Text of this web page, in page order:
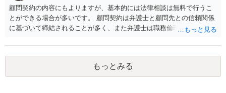
の移動・アクティビティ参加は自己の判断と責任によること、③講師
の故意・重大な過失を除く範囲で事故等についての責任を限定するこ
とを明示すること。 この辺りは意識して書類等を作成された方がよろ
しいかと思います。 公開の場で個別具体的な内容に従って回答するの
にも限界がありますので、資料などを持参の上、弁護士の相談される
ことをお勧めします。
顧問契約の内容にもよりますが、基本的には法律相談は無料で行うこ
とができる場合が多いです。 顧問契約は弁護士と顧問先との信頼関係
に基づいて締結されることが多く、また弁護士は職務倫理上誠実に職
といった理由で真剣に回答しないということはございません。 仮にそ
ういった弁護士がいる場合は、その方個人の問題になりますが、顧問
先から顧問契約を打ち切られたり、場合によっては懲戒請求を 受ける
といったことになろうかと存じます。 以上ご参考までに。
もっとみる